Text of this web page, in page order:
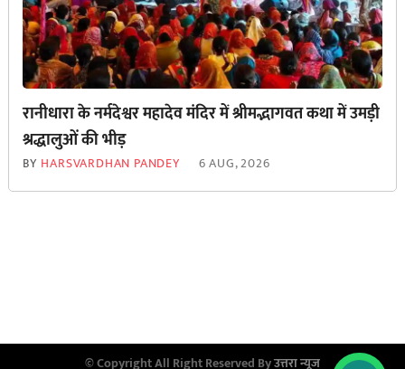
रानीधारा के नर्मदेश्वर महादेव मंदिर में श्रीमद्भागवत कथा में उमड़ी
श्रद्धालुओं की भीड़
BY HARSVARDHAN PANDEY 6 AUG, 2026
© Copyright All Right Reserved Byउत्तरा न्यूज